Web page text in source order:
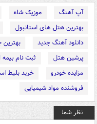
آپ آهنگ موزیک شاه
بهترین هتل های استانبول
دانلود آهنگ جدید
بهترین
پرشین هتل
ثبت نام بیمه
مزایده خودرو
خرید بلیط
فروشنده مواد شیمیایی
نظر شما